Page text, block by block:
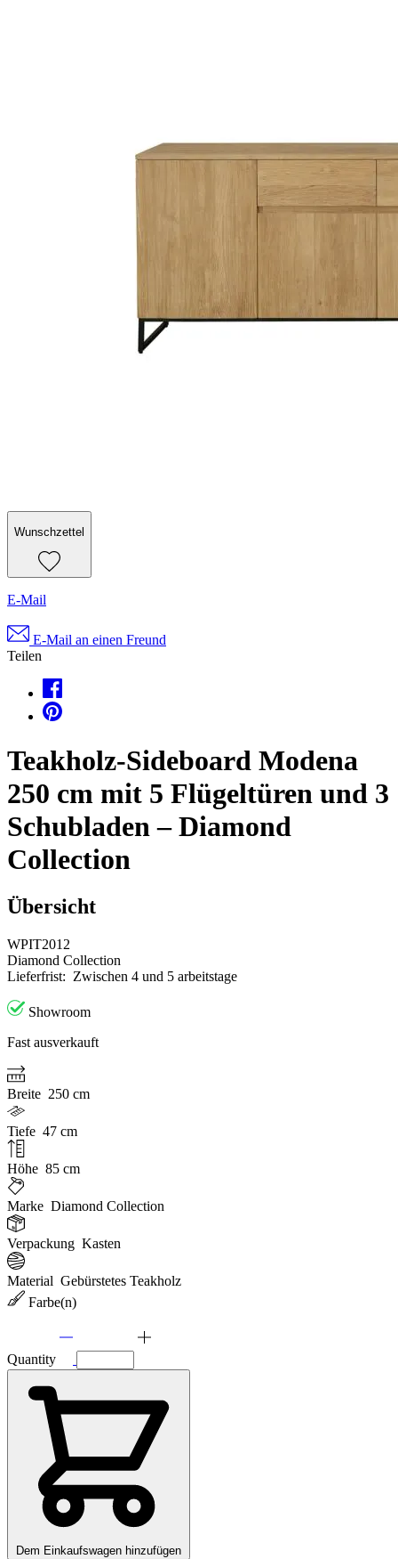
Wunschzettel
E-Mail
E-Mail an einen Freund
Teilen
Teakholz-Sideboard Modena
250 cm mit 5 Flügeltüren und 3
Schubladen – Diamond
Collection
Übersicht
WPIT2012
Diamond Collection
Lieferfrist: Zwischen 4 und 5 arbeitstage
Showroom
Fast ausverkauft
Breite 250 cm
Tiefe 47 cm
Höhe 85 cm
Marke Diamond Collection
Verpackung Kasten
Material Gebürstetes Teakholz
Farbe(n)
Quantity
Dem Einkaufswagen hinzufügen